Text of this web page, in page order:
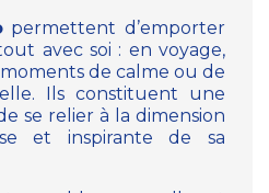
permettent d’emporter
avec soi : en voyage,
de calme ou de
Ils constituent une
se relier à la dimension
et inspirante de sa